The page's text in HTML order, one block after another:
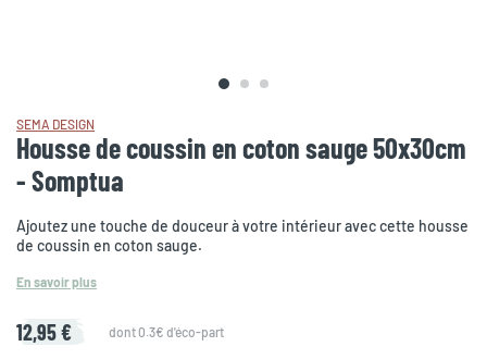
SEMA DESIGN
Housse de coussin en coton sauge 50x30cm
- Somptua
Ajoutez une touche de douceur à votre intérieur avec cette housse
de coussin en coton sauge.
En savoir plus
12,95 € dont 0.3€ d'éco-part